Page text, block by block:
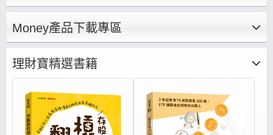
略。
Money產品下載專區
理財寶精選書籍